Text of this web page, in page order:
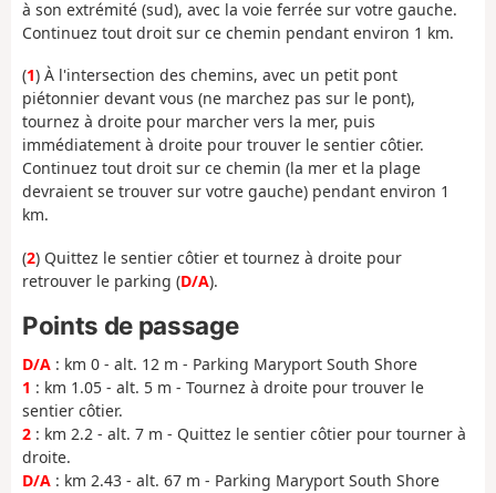
à son extrémité (sud), avec la voie ferrée sur votre gauche.
Continuez tout droit sur ce chemin pendant environ 1 km.
(1) À l'intersection des chemins, avec un petit pont
piétonnier devant vous (ne marchez pas sur le pont),
tournez à droite pour marcher vers la mer, puis
immédiatement à droite pour trouver le sentier côtier.
Continuez tout droit sur ce chemin (la mer et la plage
devraient se trouver sur votre gauche) pendant environ 1
km.
(2) Quittez le sentier côtier et tournez à droite pour
retrouver le parking (D/A).
Points de passage
D/A : km 0 - alt. 12 m - Parking Maryport South Shore
1 : km 1.05 - alt. 5 m - Tournez à droite pour trouver le
sentier côtier.
2 : km 2.2 - alt. 7 m - Quittez le sentier côtier pour tourner à
droite.
D/A : km 2.43 - alt. 67 m - Parking Maryport South Shore